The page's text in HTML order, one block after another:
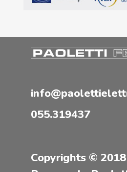
055.319437
Copyrights ©